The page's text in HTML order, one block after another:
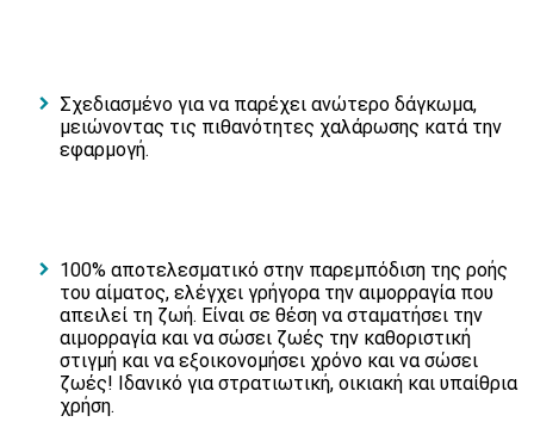
Σχεδιασμένο για να παρέχει ανώτερο δάγκωμα,
μειώνοντας τις πιθανότητες χαλάρωσης κατά την
εφαρμογή.
100% αποτελεσματικό στην παρεμπόδιση της ροής
του αίματος, ελέγχει γρήγορα την αιμορραγία που
απειλεί τη ζωή. Είναι σε θέση να σταματήσει την
αιμορραγία και να σώσει ζωές την καθοριστική
στιγμή και να εξοικονομήσει χρόνο και να σώσει
ζωές! Ιδανικό για στρατιωτική, οικιακή και υπαίθρια
χρήση.